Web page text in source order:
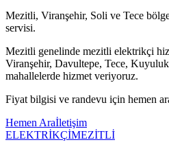
Mezitli, Viranşehir, Soli ve Tece
servisi.
Mezitli genelinde mezitli elektrikçi
Viranşehir, Davultepe, Tece,
mahallelerde hizmet veriyoruz.
Fiyat bilgisi ve randevu için hemen
Hemen Araİletişim
ELEKTRİKÇİMEZİTLİ